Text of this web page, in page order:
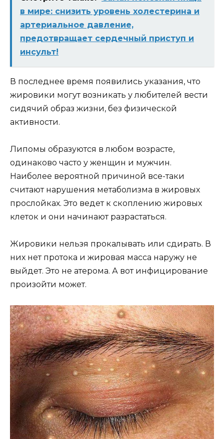
в мире: снизить уровень холестерина и
артериальное давление,
предотвращает сердечный приступ и
инсульт!
В последнее время появились указания, что
жировики могут возникать у любителей вести
сидячий образ жизни, без физической
активности.
Липомы образуются в любом возрасте,
одинаково часто у женщин и мужчин.
Наиболее вероятной причиной все-таки
считают нарушения метаболизма в жировых
прослойках. Это ведет к скоплению жировых
клеток и они начинают разрастаться.
Жировики нельзя прокалывать или сдирать. В
них нет протока и жировая масса наружу не
выйдет. Это не атерома. А вот инфицирование
произойти может.